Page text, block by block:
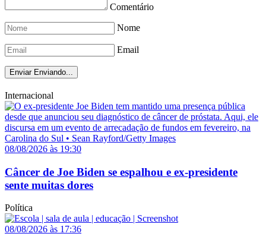
Comentário
Nome
Email
Enviar Enviando...
Internacional
08/08/2026 às 19:30
Câncer de Joe Biden se espalhou e ex-presidente
sente muitas dores
Política
08/08/2026 às 17:36